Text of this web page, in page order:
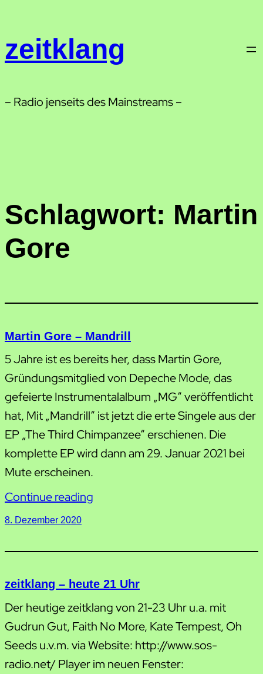
springen
zeitklang
– Radio jenseits des Mainstreams –
Schlagwort: Martin
Gore
Martin Gore – Mandrill
5 Jahre ist es bereits her, dass Martin Gore,
Gründungsmitglied von Depeche Mode, das
gefeierte Instrumentalalbum „MG“ veröffentlicht
hat, Mit „Mandrill“ ist jetzt die erte Singele aus der
EP „The Third Chimpanzee“ erschienen. Die
komplette EP wird dann am 29. Januar 2021 bei
Mute erscheinen.
Continue reading
8. Dezember 2020
zeitklang – heute 21 Uhr
Der heutige zeitklang von 21-23 Uhr u.a. mit
Gudrun Gut, Faith No More, Kate Tempest, Oh
Seeds u.v.m. via Website: http://www.sos-
radio.net/ Player im neuen Fenster: